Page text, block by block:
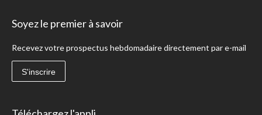
Soyez le premier à savoir
Recevez votre prospectus hebdomadaire directement par e-mail
S'inscrire